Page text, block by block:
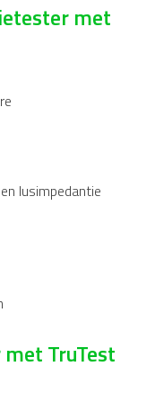
met
lusimpedantie
TruTest